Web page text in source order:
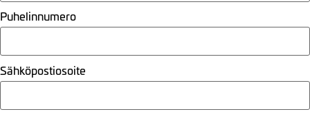
Puhelinnumero
Sähköpostiosoite